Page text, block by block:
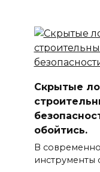
Скрытые
обойтись.
В
инструменты